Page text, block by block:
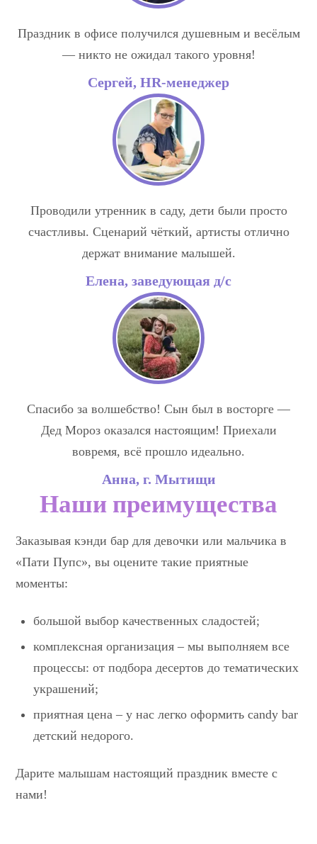
Праздник в офисе получился душевным и весёлым
— никто не ожидал такого уровня!
Сергей, HR-менеджер
Проводили утренник в саду, дети были просто
счастливы. Сценарий чёткий, артисты отлично
держат внимание малышей.
Елена, заведующая д/с
Спасибо за волшебство! Сын был в восторге —
Дед Мороз оказался настоящим! Приехали
вовремя, всё прошло идеально.
Анна, г. Мытищи
Наши преимущества
Заказывая кэнди бар для девочки или мальчика в
«Пати Пупс», вы оцените такие приятные
моменты:
большой выбор качественных сладостей;
комплексная организация – мы выполняем все
процессы: от подбора десертов до тематических
украшений;
приятная цена – у нас легко оформить candy bar
детский недорого.
Дарите малышам настоящий праздник вместе с
нами!